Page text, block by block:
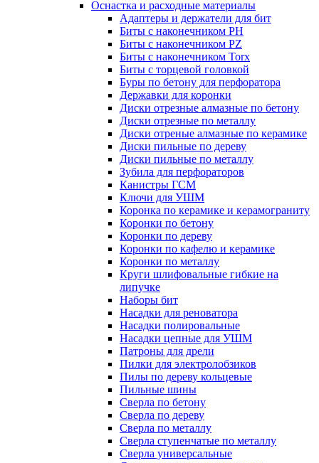
Оснастка и расходные материалы
Адаптеры и держатели для бит
Биты с наконечником PH
Биты с наконечником PZ
Биты с наконечником Torx
Биты с торцевой головкой
Буры по бетону для перфоратора
Державки для коронки
Диски отрезные алмазные по бетону
Диски отрезные по металлу
Диски отреные алмазные по керамике
Диски пильные по дереву
Диски пильные по металлу
Зубила для перфораторов
Канистры ГСМ
Ключи для УШМ
Коронка по керамике и керамограниту
Коронки по бетону
Коронки по дереву
Коронки по кафелю и керамике
Коронки по металлу
Круги шлифовальные гибкие на
липучке
Наборы бит
Насадки для реноватора
Насадки полировальные
Насадки цепные для УШМ
Патроны для дрели
Пилки для электролобзиков
Пилы по дереву кольцевые
Пильные шины
Сверла по бетону
Сверла по дереву
Сверла по металлу
Сверла ступенчатые по металлу
Сверла универсальные